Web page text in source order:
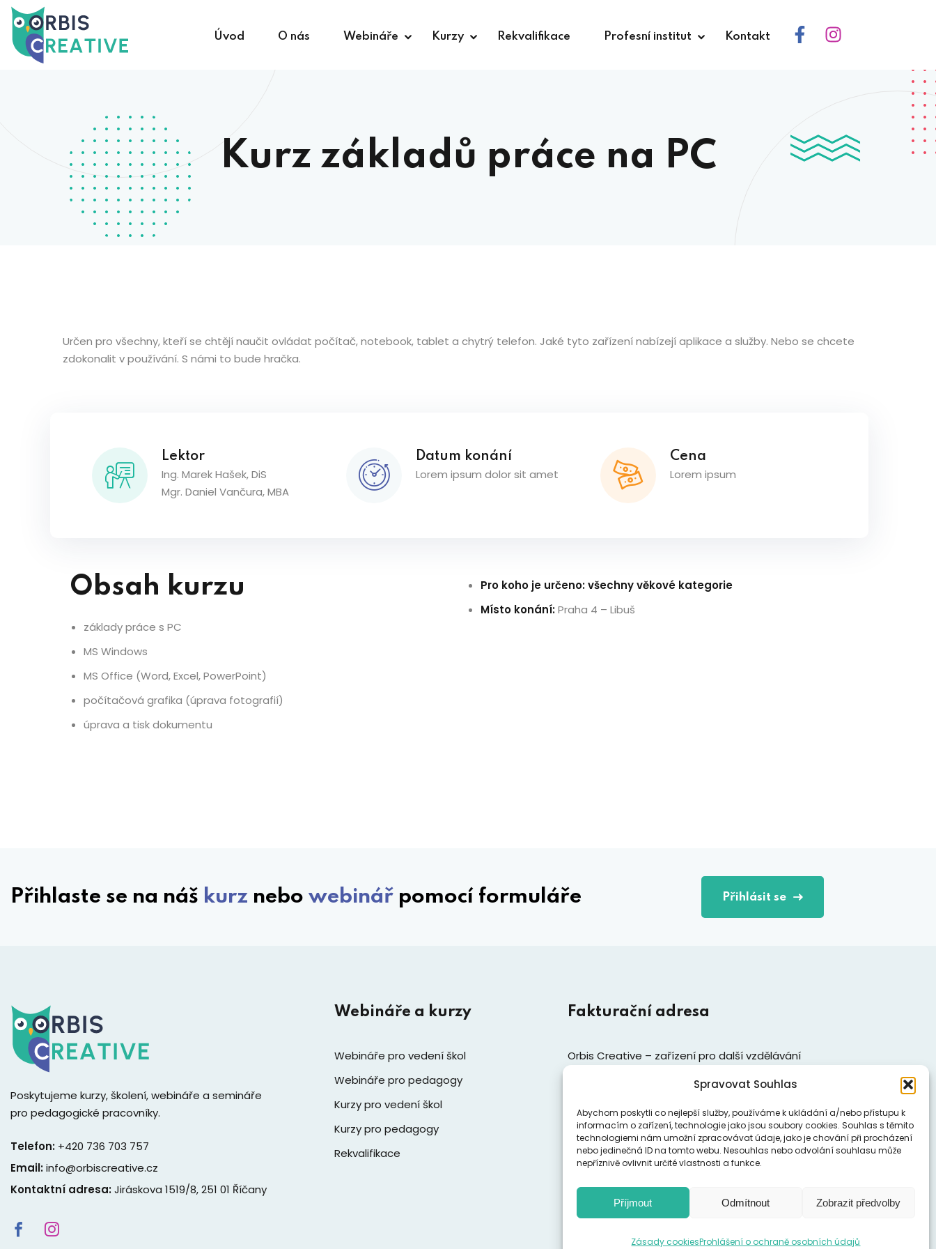
Spravovat Souhlas
Abychom poskytli co nejlepší služby, používáme k ukládání a/nebo přístupu k
informacím o zařízení, technologie jako jsou soubory cookies. Souhlas s těmito
technologiemi nám umožní zpracovávat údaje, jako je chování při procházení
nebo jedinečná ID na tomto webu. Nesouhlas nebo odvolání souhlasu může
nepříznivě ovlivnit určité vlastnosti a funkce.
Příjmout Odmítnout Zobrazit předvolby
Zásady cookiesProhlášení o ochraně osobních údajů
Úvod O nás Webináře Kurzy Rekvalifikace Profesní institut Kontakt
Kurz základů práce na PC
Určen pro všechny, kteří se chtějí naučit ovládat počítač, notebook, tablet a chytrý telefon. Jaké tyto zařízení nabízejí aplikace a služby. Nebo se chcete
zdokonalit v používání. S námi to bude hračka.
Lektor
Ing. Marek Hašek, DiS
Mgr. Daniel Vančura, MBA
Datum konání
Lorem ipsum dolor sit amet
Cena
Lorem ipsum
Obsah kurzu
základy práce s PC
MS Windows
MS Office (Word, Excel, PowerPoint)
počítačová grafika (úprava fotografií)
úprava a tisk dokumentu
Pro koho je určeno: všechny věkové kategorie
Místo konání:Praha 4 – Libuš
Přihlaste se na náš kurz nebo webinář pomocí formuláře Přihlásit se
Poskytujeme kurzy, školení, webináře a semináře
pro pedagogické pracovníky.
Telefon: +420 736 703 757
Email:info@orbiscreative.cz
Kontaktní adresa:Jiráskova 1519/8, 251 01 Říčany
Webináře a kurzy
Webináře pro vedení škol
Webináře pro pedagogy
Kurzy pro vedení škol
Kurzy pro pedagogy
Rekvalifikace
Fakturační adresa
Orbis Creative – zařízení pro další vzdělávání
Jiráskova 1519/8
251 01 Říčany
IČ: 03761258